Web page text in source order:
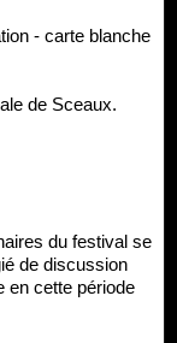
- carte blanche
de Sceaux.
du festival se
de discussion
en cette période